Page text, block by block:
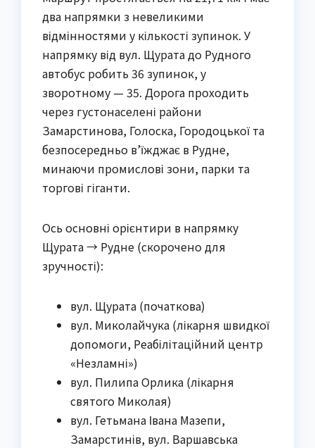
два напрямки з невеликими
відмінностями у кількості зупинок. У
напрямку від вул. Щурата до Рудного
автобус робить 36 зупинок, у
зворотному — 35. Дорога проходить
через густонаселені райони
Замарстинова, Голоска, Городоцької та
безпосередньо в’їжджає в Рудне,
минаючи промислові зони, парки та
торгові гіганти.
Ось основні орієнтири в напрямку
Щурата → Рудне (скорочено для
зручності):
вул. Щурата (початкова)
вул. Миколайчука (лікарня швидкої
допомоги, Реабілітаційний центр
«Незламні»)
вул. Пилипа Орлика (лікарня
святого Миколая)
вул. Гетьмана Івана Мазепи,
Замарстинів, вул. Варшавська